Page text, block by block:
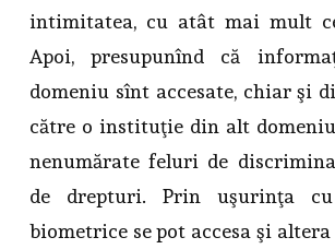
intimitatea, cu atât mai mult
Apoi, presupunînd că
domeniu sînt accesate, chiar şi
către o instituţie din alt
nenumărate feluri de
de drepturi. Prin uşurinţa
biometrice se pot accesa şi